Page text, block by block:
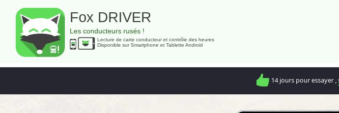
Fox DRIVER
Les conducteurs rusés !
Lecture de carte conducteur et contrôle des heures
Disponible sur Smartphone et Tablette Android
14 jours pour essayer ,